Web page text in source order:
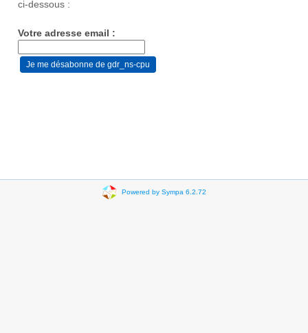
ci-dessous :
Votre adresse email :
Powered by Sympa 6.2.72